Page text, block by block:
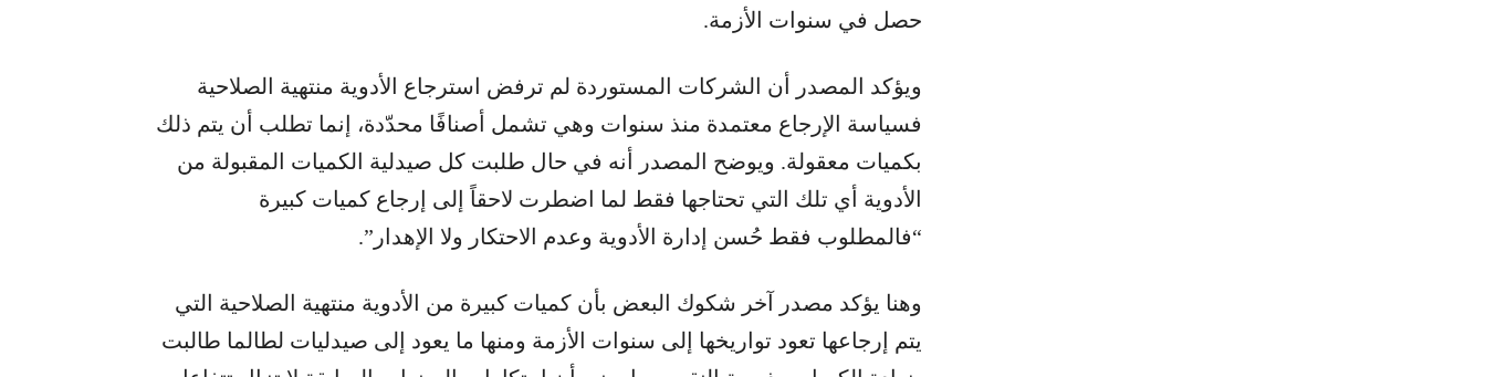
حصل في سنوات الأزمة.
ويؤكد المصدر أن الشركات المستوردة لم ترفض استرجاع الأدوية منتهية الصلاحية
فسياسة الإرجاع معتمدة منذ سنوات وهي تشمل أصنافًا محدّدة، إنما تطلب أن يتم ذلك
بكميات معقولة. ويوضح المصدر أنه في حال طلبت كل صيدلية الكميات المقبولة من
الأدوية أي تلك التي تحتاجها فقط لما اضطرت لاحقاً إلى إرجاع كميات كبيرة
“فالمطلوب فقط حُسن إدارة الأدوية وعدم الاحتكار ولا الإهدار”.
وهنا يؤكد مصدر آخر شكوك البعض بأن كميات كبيرة من الأدوية منتهية الصلاحية التي
يتم إرجاعها تعود تواريخها إلى سنوات الأزمة ومنها ما يعود إلى صيدليات لطالما طالبت